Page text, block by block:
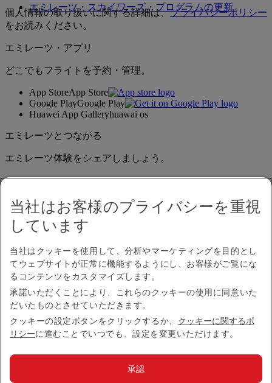
エミレーツ・スカイワーズ・プログラムの更新
個人情報の取り扱いに関する詳細は、プライバシーポリシー
をお読みください。
エミレーツ・アプリ
どこでもフライトを予約・管理。
App StoreApp Store
Google PlayGoogle Play
Huawei App Galleryhuawai os
エミレーツとつながる
エミレーツ体験をシェアしましょう。
アクセシビリティ
お問い合わせ
プライバシーポリシー
規約条件
クッキーに関するポリシー
サイバーセキュリティ
英国現代奴隷法に係る声明
当社はお客様のプライバシーを重視
しています
当社はクッキーを使用して、分析やマーケティングを目的とし
てウェブサイトが正常に機能するようにし、お客様がご覧にな
るコンテンツをカスタマイズします。
承諾いただくことにより、これらのクッキーの使用に同意いた
だいたものとさせていただきます。
クッキーの設定ボタンをクリックするか、 クッキーに関するポ
リシーに進むことでいつでも、設定を変更いただけます。
承認